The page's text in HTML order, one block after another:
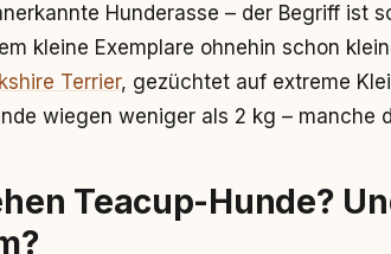
Hunderasse – der Begriff ist
kleine Exemplare ohnehin schon
Terrier, gezüchtet auf extreme
wiegen weniger als 2 kg – manche
Teacup-Hunde?